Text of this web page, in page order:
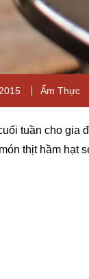
Ẩm Thực
tuần cho gia
thịt hầm hạt